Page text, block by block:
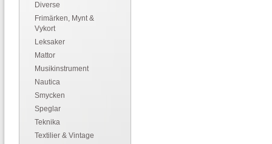
Diverse
Frimärken, Mynt &
Vykort
Leksaker
Mattor
Musikinstrument
Nautica
Smycken
Speglar
Teknika
Textilier & Vintage